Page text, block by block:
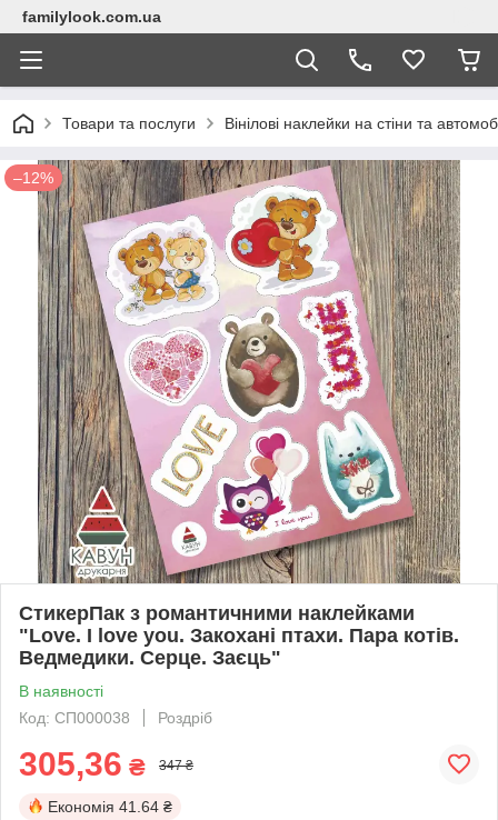
familylook.com.ua
Товари та послуги Вінілові наклейки на стіни та
–12%
СтикерПак з романтичними наклейками
"Love. I love you. Закохані птахи. Пара котів.
Ведмедики. Серце. Заєць"
В наявності
Код: СП000038
Роздріб
305,36 ₴ 347 ₴
Економія 41.64 ₴